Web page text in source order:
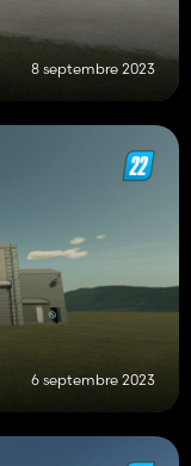
8 septembre 2023
6 septembre 2023